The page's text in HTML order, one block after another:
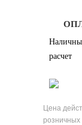
расчет
Цена
розничных